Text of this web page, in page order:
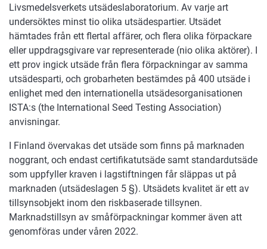
Livsmedelsverkets utsädeslaboratorium. Av varje art
undersöktes minst tio olika utsädespartier. Utsädet
hämtades från ett flertal affärer, och flera olika förpackare
eller uppdragsgivare var representerade (nio olika aktörer). I
ett prov ingick utsäde från flera förpackningar av samma
utsädesparti, och grobarheten bestämdes på 400 utsäde i
enlighet med den internationella utsädesorganisationen
ISTA:s (the International Seed Testing Association)
anvisningar.
I Finland övervakas det utsäde som finns på marknaden
noggrant, och endast certifikatutsäde samt standardutsäde
som uppfyller kraven i lagstiftningen får släppas ut på
marknaden (utsädeslagen 5 §). Utsädets kvalitet är ett av
tillsynsobjekt inom den riskbaserade tillsynen.
Marknadstillsyn av småförpackningar kommer även att
genomföras under våren 2022.